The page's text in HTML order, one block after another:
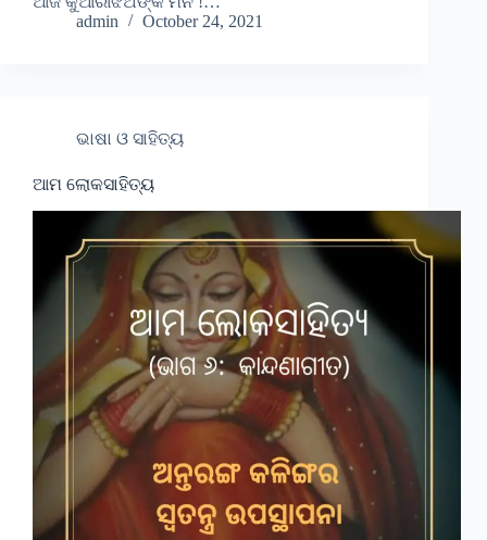
admin
October 24, 2021
ଭାଷା ଓ ସାହିତ୍ୟ
ଆମ ଲୋକସାହିତ୍ୟ